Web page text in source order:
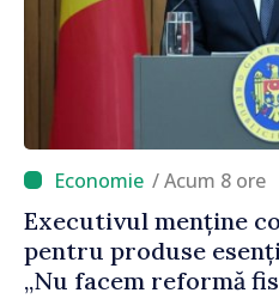
/ Acum 8 ore
Executivul menține
pentru produse
„Nu facem reformă